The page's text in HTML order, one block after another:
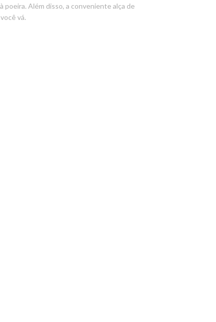
poeira. Além disso, a conveniente alça de
vá.